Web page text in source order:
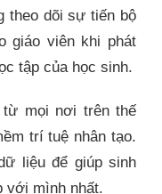
theo dõi sự tiến bộ
giáo viên khi phát
tập của học sinh.
từ mọi nơi trên thế
trí tuệ nhân tạo.
liệu để giúp sinh
với mình nhất.